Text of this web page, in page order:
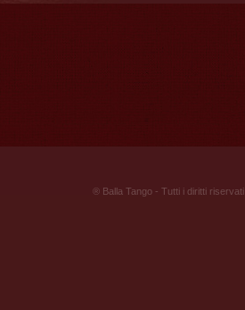
® Balla Tango - Tutti i diritti riservati